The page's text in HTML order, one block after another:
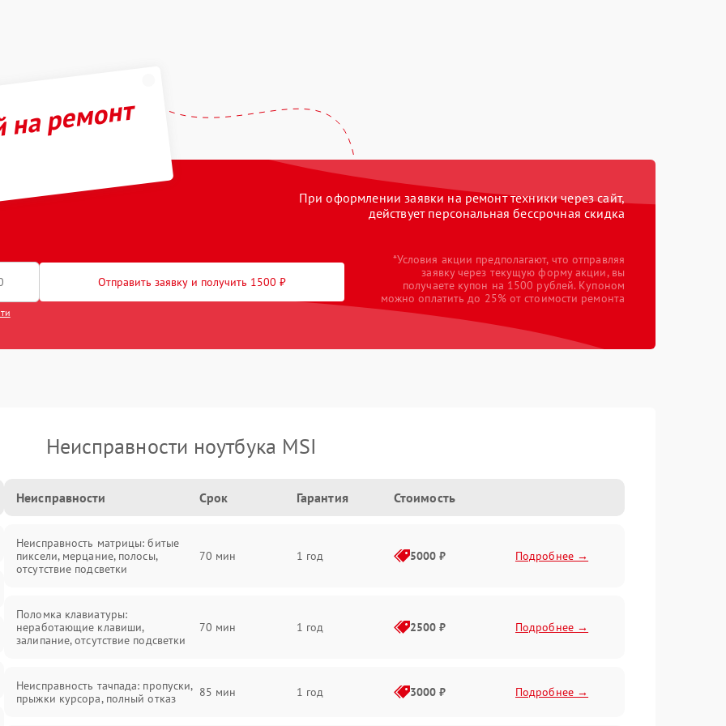
ремонт
При оформлении заявки на ремонт техники через сайт,
действует персональная бессрочная скидка
Отправить заявку и получить 1500 ₽
*Условия акции предполагают, что отправляя
заявку через текущую форму акции, вы
получаете купон на 1500 рублей. Купоном
можно оплатить до 25% от стоимости ремонта
Неисправности ноутбука MSI
Неисправности Срок Гарантия Стоимость
Неисправность матрицы: битые
пиксели, мерцание, полосы,
отсутствие подсветки
70 мин 1 год 5000 ₽ Подробнее →
Поломка клавиатуры:
неработающие клавиши,
залипание, отсутствие подсветки
70 мин 1 год 2500 ₽ Подробнее →
Неисправность тачпада: пропуски,
прыжки курсора, полный отказ
85 мин 1 год 3000 ₽ Подробнее →